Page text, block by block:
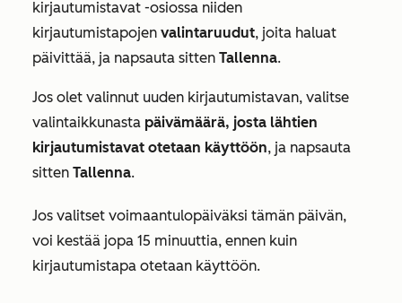
kirjautumistavat -osiossa niiden
kirjautumistapojen valintaruudut, joita haluat
päivittää, ja napsauta sitten Tallenna.
Jos olet valinnut uuden kirjautumistavan, valitse
valintaikkunasta päivämäärä, josta lähtien
kirjautumistavat otetaan käyttöön, ja napsauta
sitten Tallenna.
Jos valitset voimaantulopäiväksi tämän päivän,
voi kestää jopa 15 minuuttia, ennen kuin
kirjautumistapa otetaan käyttöön.